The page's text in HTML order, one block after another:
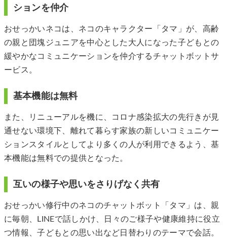
ションを仲介
おせっかいネコは、ネコのキャラクター「タマ」が、高齢
の親と団塊ジュニアを中心とした大人になった子どもとの
緩やかなコミュニケーションを仲介するチャットボットサ
ービス。
基本機能は無料
また、リニューアルを機に、コロナ感染拡大の先行きが見
通せない環境下、離れて暮らす家族の新しいコミュニケー
ションスタイルとしてより多くの人が利用できるよう、基
本機能は無料での提供となった。
互いの様子や思いをさりげなく共有
おせっかい修行中のネコのチャットボット「タマ」は、親
に毎朝、LINEで話しかけ、日々のご様子や健康維持に役立
つ情報、子どもとの思い出など日替わりのテーマで会話。